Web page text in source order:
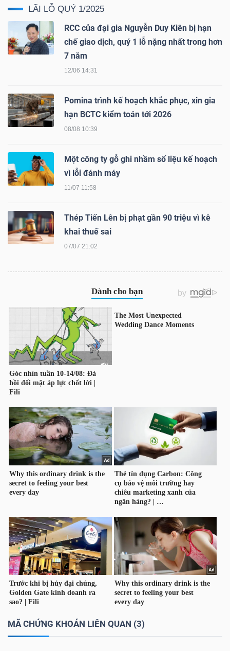
LÃI LỖ QUÝ 1/2025
RCC của đại gia Nguyễn Duy Kiên bị hạn
chế giao dịch, quý 1 lỗ nặng nhất trong hơn
7 năm
12/06 14:31
Pomina trình kế hoạch khắc phục, xin gia
hạn BCTC kiểm toán tới 2026
08/08 10:39
Một công ty gỗ ghi nhầm số liệu kế hoạch
vì lỗi đánh máy
11/07 11:58
Thép Tiến Lên bị phạt gần 90 triệu vì kê
khai thuế sai
07/07 21:02
MÃ CHỨNG KHOÁN LIÊN QUAN (3)
Dịch
vụ
(-)
tạo
tài
chính
Truyền
thông
tài
Dữ
liệu
tài